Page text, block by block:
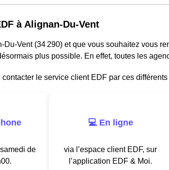
à Alignan-Du-Vent
Du-Vent (34 290) et que vous souhaitez vous
plus possible. En effet, toutes les
le service client EDF par ces différents
de
💻 En ligne
via l’espace client EDF, sur
l’application EDF & Moi.